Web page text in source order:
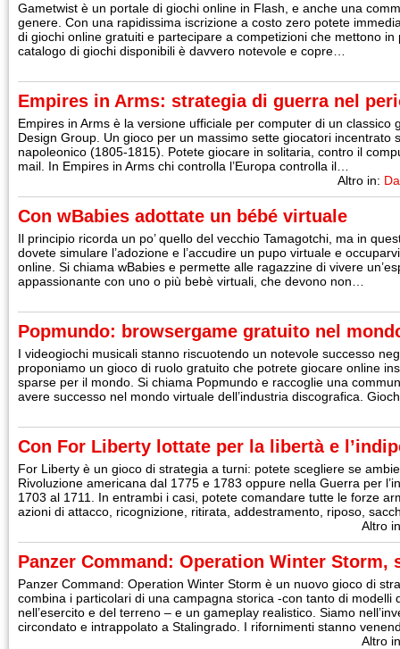
Gametwist è un portale di giochi online in Flash, e anche una
genere. Con una rapidissima iscrizione a costo zero potete
di giochi online gratuiti e partecipare a competizioni che mettono
catalogo di giochi disponibili è davvero notevole e copre…
Empires in Arms: strategia di guerra nel
Empires in Arms è la versione ufficiale per computer di un classico
Design Group. Un gioco per un massimo sette giocatori incentrato
napoleonico (1805-1815). Potete giocare in solitaria, contro il
mail. In Empires in Arms chi controlla l’Europa controlla il…
Altro in:
Con wBabies adottate un bébé virtuale
Il principio ricorda un po’ quello del vecchio Tamagotchi, ma in
dovete simulare l’adozione e l’accudire un pupo virtuale e
online. Si chiama wBabies e permette alle ragazzine di vivere
appassionante con uno o più bebè virtuali, che devono non…
Popmundo: browsergame gratuito nel
I videogiochi musicali stanno riscuotendo un notevole successo
proponiamo un gioco di ruolo gratuito che potrete giocare online
sparse per il mondo. Si chiama Popmundo e raccoglie una
avere successo nel mondo virtuale dell’industria discografica.
Con For Liberty lottate per la libertà e
For Liberty è un gioco di strategia a turni: potete scegliere se
Rivoluzione americana dal 1775 e 1783 oppure nella Guerra per
1703 al 1711. In entrambi i casi, potete comandare tutte le forze
azioni di attacco, ricognizione, ritirata, addestramento, riposo,
Altro
Panzer Command: Operation Winter Storm,
Panzer Command: Operation Winter Storm è un nuovo gioco di
combina i particolari di una campagna storica -con tanto di modelli
nell’esercito e del terreno – e un gameplay realistico. Siamo
circondato e intrappolato a Stalingrado. I rifornimenti stanno
Altro